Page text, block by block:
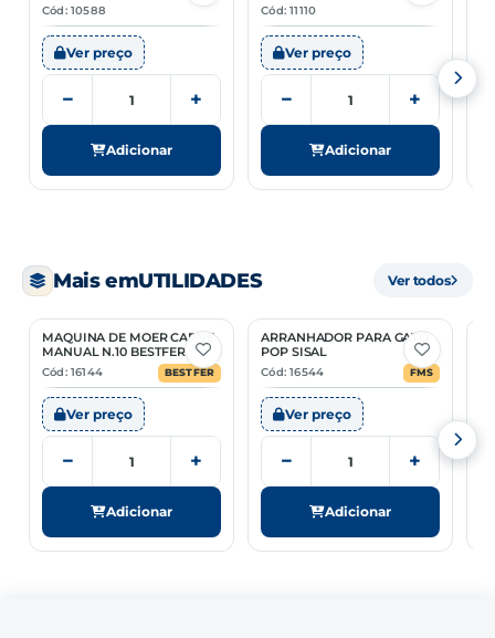
Cód: 10588
Ver preço
− +
Adicionar
Cód: 11110
Ver preço
− +
Adicionar
Mais emUTILIDADES Ver todos
MAQUINA DE MOER CARNE
MANUAL N.10 BESTFER
Cód: 16144
BESTFER
Ver preço
− +
Adicionar
ARRANHADOR PARA GATO
POP SISAL
Cód: 16544
FMS
Ver preço
− +
Adicionar